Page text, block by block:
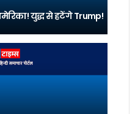
युद्ध से हटेंगे Trump!